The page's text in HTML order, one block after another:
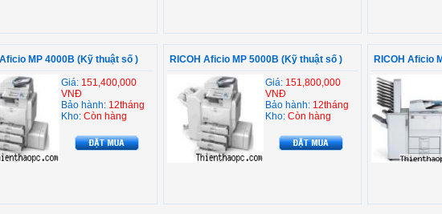
MP 4000B (Kỹ thuật số )
Giá: 151,400,000
VNĐ
Bảo hành: 12tháng
Kho: Còn hàng
RICOH Aficio MP 5000B (Kỹ thuật số )
Giá: 151,800,000
VNĐ
Bảo hành: 12tháng
Kho: Còn hàng
RICOH Aficio